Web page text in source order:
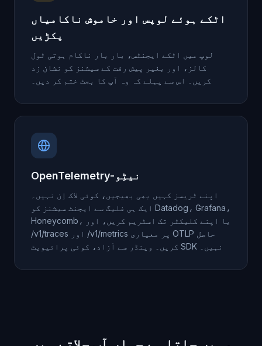
اٹکے ہوئے لوپس اور خاموش ناکامیاں
پکڑیں
لوپ میں اٹکے ایجنٹس، بار بار ناکام ہوتی ٹول
کالز، اور بغیر پیش رفت کے سیشنز کو نشان زد
کریں۔ اس سے پہلے کہ وہ آپ کا بجٹ ختم کر دیں۔
OpenTelemetry-نیٹِو
اپنے ٹریسز کہیں بھی بھیجیں، کوئی لاک اِن نہیں۔
ایک ہی فلیگ سے ایجنٹ سیشنز کو Datadog، Grafana،
Honeycomb، یا اپنے کلیکٹر تک اسٹریم کریں، اور
/v1/traces اور /v1/metrics پر معیاری OTLP حاصل
کریں۔ وینڈر سے آزاد، کوئی پرائیویٹ SDK نہیں۔